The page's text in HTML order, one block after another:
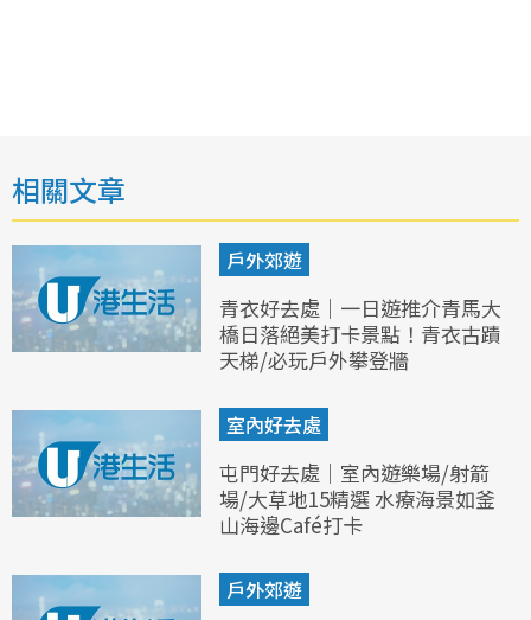
相關文章
戶外郊遊
青衣好去處｜一日遊推介青馬大
橋日落絕美打卡景點！青衣古蹟
天梯/必玩戶外攀登牆
室內好去處
屯門好去處｜室內遊樂場/射箭
場/大草地15精選 水療海景如釜
山海邊Café打卡
戶外郊遊